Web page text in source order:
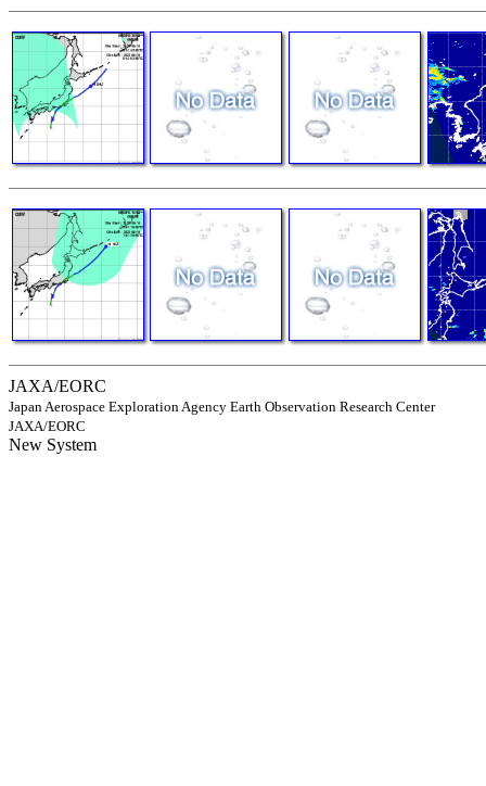
JAXA/EORC
Japan Aerospace Exploration Agency Earth Observation Research Center
JAXA/EORC
New System